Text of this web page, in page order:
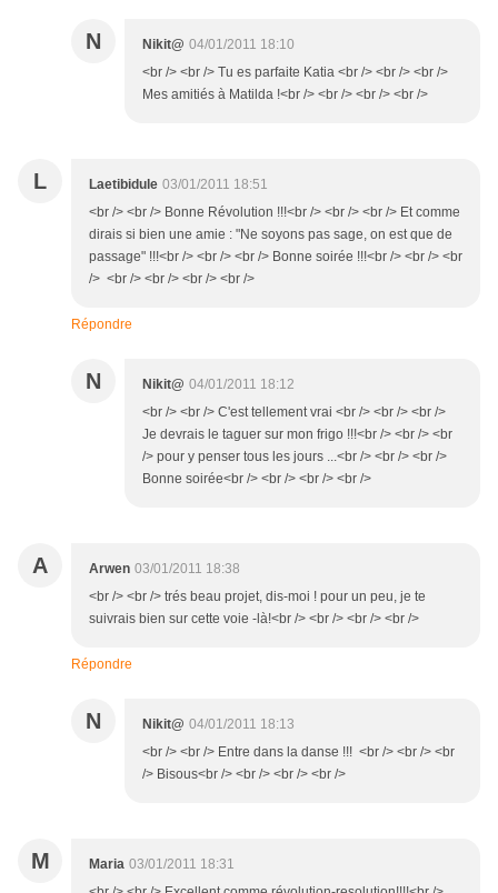
N Nikit@ 04/01/2011 18:10
<br /> <br /> Tu es parfaite Katia <br /> <br /> <br />
Mes amitiés à Matilda !<br /> <br /> <br /> <br />
L Laetibidule 03/01/2011 18:51
<br /> <br /> Bonne Révolution !!!<br /> <br /> <br /> Et comme
dirais si bien une amie : "Ne soyons pas sage, on est que de
passage" !!!<br /> <br /> <br /> Bonne soirée !!!<br /> <br /> <br
/> <br /> <br /> <br /> <br />
Répondre
N Nikit@ 04/01/2011 18:12
<br /> <br /> C'est tellement vrai <br /> <br /> <br />
Je devrais le taguer sur mon frigo !!!<br /> <br /> <br
/> pour y penser tous les jours ...<br /> <br /> <br />
Bonne soirée<br /> <br /> <br /> <br />
A Arwen 03/01/2011 18:38
<br /> <br /> trés beau projet, dis-moi ! pour un peu, je te
suivrais bien sur cette voie -là!<br /> <br /> <br /> <br />
Répondre
N Nikit@ 04/01/2011 18:13
<br /> <br /> Entre dans la danse !!! <br /> <br /> <br
/> Bisous<br /> <br /> <br /> <br />
M Maria 03/01/2011 18:31